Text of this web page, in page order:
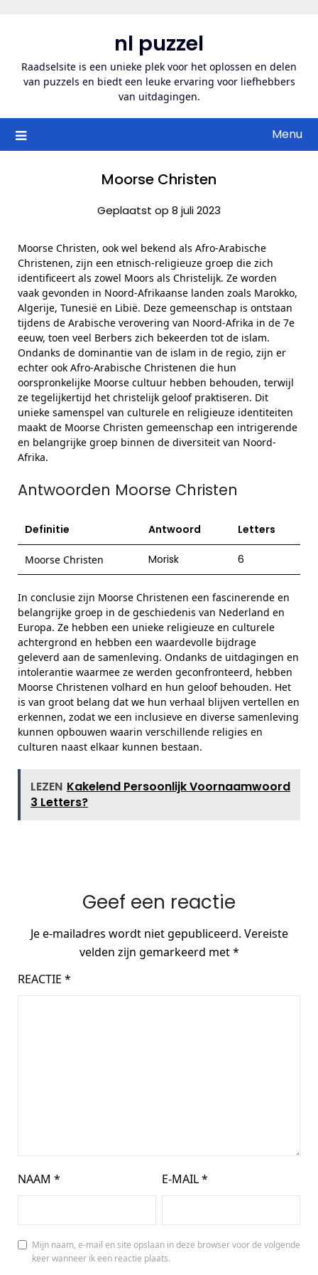
inhoud
nl puzzel
Raadselsite is een unieke plek voor het oplossen en delen
van puzzels en biedt een leuke ervaring voor liefhebbers
van uitdagingen.
Menu
Moorse Christen
Geplaatst op 8 juli 2023
Moorse Christen, ook wel bekend als Afro-Arabische
Christenen, zijn een etnisch-religieuze groep die zich
identificeert als zowel Moors als Christelijk. Ze worden
vaak gevonden in Noord-Afrikaanse landen zoals Marokko,
Algerije, Tunesië en Libië. Deze gemeenschap is ontstaan ​​
tijdens de Arabische verovering van Noord-Afrika in de 7e
eeuw, toen veel Berbers zich bekeerden tot de islam.
Ondanks de dominantie van de islam in de regio, zijn er
echter ook Afro-Arabische Christenen die hun
oorspronkelijke Moorse cultuur hebben behouden, terwijl
ze tegelijkertijd het christelijk geloof praktiseren. Dit
unieke samenspel van culturele en religieuze identiteiten
maakt de Moorse Christen gemeenschap een intrigerende
en belangrijke groep binnen de diversiteit van Noord-
Afrika.
Antwoorden Moorse Christen
Definitie Antwoord Letters
Moorse Christen Morisk 6
In conclusie zijn Moorse Christenen een fascinerende en
belangrijke groep in de geschiedenis van Nederland en
Europa. Ze hebben een unieke religieuze en culturele
achtergrond en hebben een waardevolle bijdrage
geleverd aan de samenleving. Ondanks de uitdagingen en
intolerantie waarmee ze werden geconfronteerd, hebben
Moorse Christenen volhard en hun geloof behouden. Het
is van groot belang dat we hun verhaal blijven vertellen en
erkennen, zodat we een inclusieve en diverse samenleving
kunnen opbouwen waarin verschillende religies en
culturen naast elkaar kunnen bestaan.
LEZEN Kakelend Persoonlijk Voornaamwoord
3 Letters?
Geef een reactie
Je e-mailadres wordt niet gepubliceerd. Vereiste
velden zijn gemarkeerd met*
REACTIE *
NAAM * E-MAIL*
Mijn naam, e-mail en site opslaan in deze browser voor de volgende
keer wanneer ik een reactie plaats.